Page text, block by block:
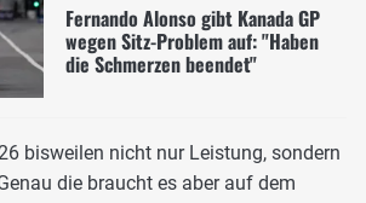
Fernando Alonso gibt Kanada GP
wegen Sitz-Problem auf: "Haben
die Schmerzen beendet"
bisweilen nicht nur Leistung, sondern
die braucht es aber auf dem